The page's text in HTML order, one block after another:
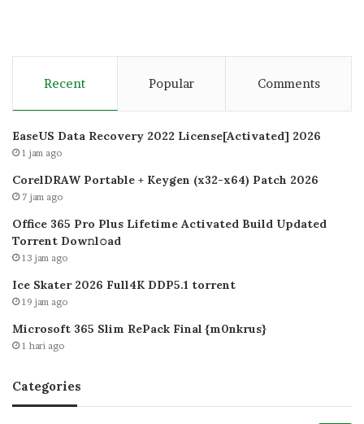
Recent Popular Comments
EaseUS Data Recovery 2022 License[Activated] 2026
1 jam ago
CorelDRAW Portable + Keygen (x32-x64) Patch 2026
7 jam ago
Office 365 Pro Plus Lifetime Activated Build Updated
Torrent Dow𝚗l𝚘аd
13 jam ago
Ice Skater 2026 Full4K DDP5.1 torrent
19 jam ago
Microsoft 365 Slim RePack Final {m0nkrus}
1 hari ago
Categories